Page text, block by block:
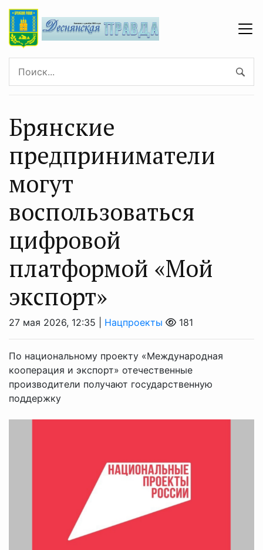
Брянские
предприниматели
могут
воспользоваться
цифрoвoй
платформой «Мой
экспорт»
27 мая 2026, 12:35 | Нацпроекты 181
По национальному проекту «Международная
кооперация и экспорт» отечественные
производители получают государственную
поддержку